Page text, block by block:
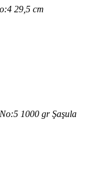
29,5 cm
No:5 1000 gr Şaşula